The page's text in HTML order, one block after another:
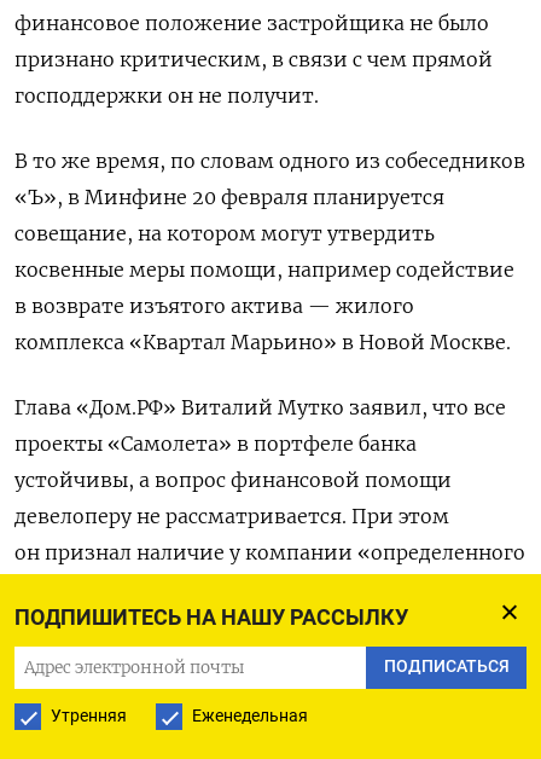
ПОДПИШИТЕСЬ НА НАШУ РАССЫЛКУ
ПОДПИСАТЬСЯ
Утренняя Еженедельная
финансовое положение застройщика не было
признано критическим, в связи с чем прямой
господдержки он не получит.
В то же время, по словам одного из собеседников
«Ъ», в Минфине 20 февраля планируется
совещание, на котором могут утвердить
косвенные меры помощи, например содействие
в возврате изъятого актива — жилого
комплекса «Квартал Марьино» в Новой Москве.
Глава «Дом.РФ» Виталий Мутко заявил, что все
проекты «Самолета» в портфеле банка
устойчивы, а вопрос финансовой помощи
девелоперу не рассматривается. При этом
он признал наличие у компании «определенного
ожиданиями рынка несколько лет назад.
В Госдуме инициативу поддержать застройщика
за счет бюджета встретилижесткой критикой.